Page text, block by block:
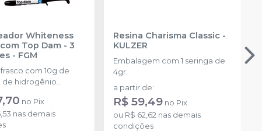
Whiteness
com Top Dam - 3
- FGM
frasco com 10g de
de hidrogênio
+ 1 frasco com
Neutralize
de peróxidos) + 1
no Pix
nas demais
Resina Charisma Classic-
KULZER
Embalagem com 1 seringa de
4gr.
a partir de:
R$ 59,49 no Pix
ou R$ 62,62 nas demais
condições